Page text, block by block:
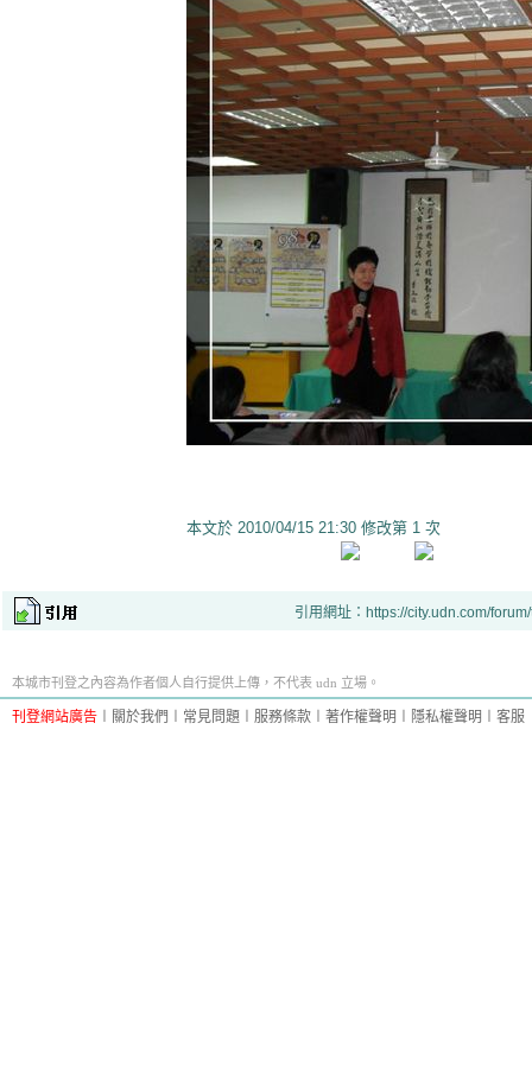
本文於 2010/04/15 21:30 修改第 1 次
引用網址：https://city.udn.com/
本城市刊登之內容為作者個人自行提供上傳，不代表 udn 立場。
刊登網站廣告 關於我們 常見問題 服務條款 著作權聲明 隱私權聲明 客服